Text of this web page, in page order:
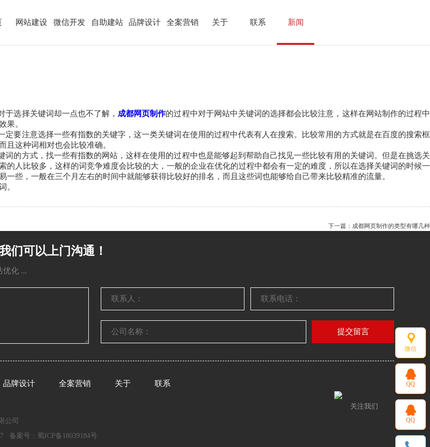
网站建设 微信开发 自助建站 品牌设计 全案营销 关于 联系 新闻
选择关键词却一点也不了解， 成都网页制作的过程中对于网站中关键词的选择都会比较注意，这样在网站制作的过程中
果。
要注意选择一些有指数的关键字，这一类关键词在使用的过程中代表有人在搜索。比较常用的方式就是在百度的搜索框
且这种词相对也会比较准确。
的方式，找一些有指数的网站，这样在使用的过程中也是能够起到帮助自己找见一些比较有用的关键词。但是在挑选关
人比较多，这样的词竞争难度会比较的大，一般的企业在优化的过程中都会有一定的难度，所以在选择关键词的时候一
些，一般在三个月左右的时间中就能够获得比较好的排名，而且这些词也能够给自己带来比较精准的流量。
。
下一篇：成都网页制作的类型有哪几种
们可以上门沟通！
优化 ...
提交留言
品牌设计 全案营销 关于 联系
公司
备案号： 蜀ICP备18039184号
关注我们
QQ
QQ
微信